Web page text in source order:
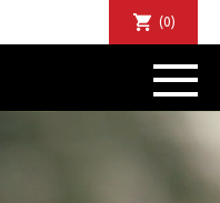
(0)
NIEUWS
DE CLUB